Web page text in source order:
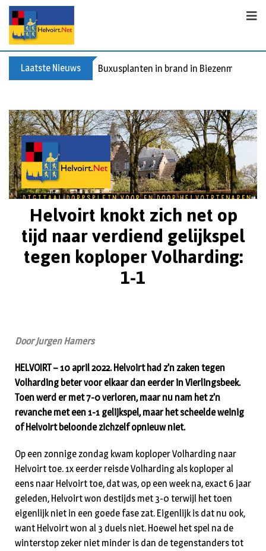
Laatste Nieuws Buxusplanten in brand in Biezenmortel,
Helvoirt knokt zich net op
tijd naar verdiend gelijkspel
tegen koploper Volharding:
1-1
Door Jurgen Hamers
HELVOIRT – 10 april 2022. Helvoirt had z’n zaken tegen
Volharding beter voor elkaar dan eerder in Vierlingsbeek.
Toen werd er met 7-0 verloren, maar nu nam het z’n
revanche met een 1-1 gelijkspel, maar het scheelde weinig
of Helvoirt beloonde zichzelf opnieuw niet.
Op een zonnige zondag kwam koploper Volharding naar
Helvoirt toe. 1x eerder reisde Volharding als koploper al
eens naar Helvoirt toe, dat was, op een week na, exact 6 jaar
geleden, Helvoirt won destijds met 3-0 terwijl het toen
eigenlijk niet in een goede fase zat. Eigenlijk is dat nu ook,
want Helvoirt won al 3 duels niet. Hoewel het spel na de
winterstop zeker niet minder is dan de tegenstanders tot